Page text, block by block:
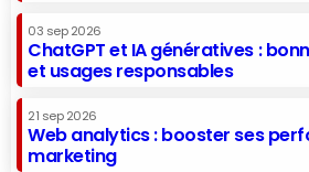
03 sep 2026
ChatGPT et IA génératives :
et usages responsables
21 sep 2026
Web analytics : booster ses
marketing